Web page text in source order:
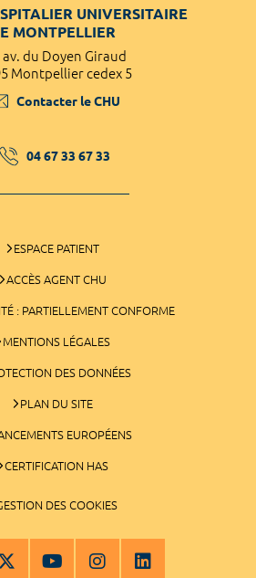
UNIVERSITAIRE
MONTPELLIER
av. du Doyen Giraud
Montpellier cedex 5
Contacter le CHU
04 67 33 67 33
ESPACE PATIENT
ACCÈS AGENT CHU
: PARTIELLEMENT CONFORME
MENTIONS LÉGALES
DES DONNÉES
PLAN DU SITE
EUROPÉENS
CERTIFICATION HAS
DES COOKIES